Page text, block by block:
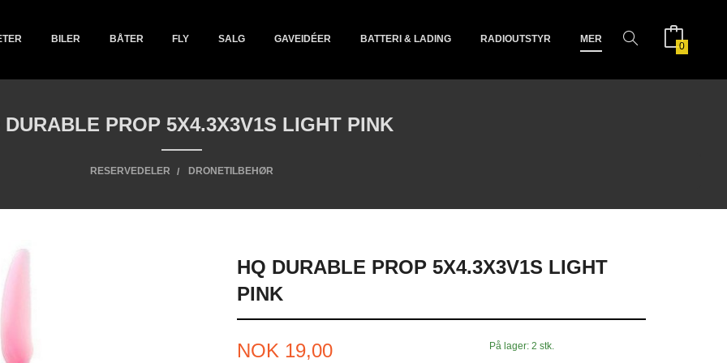
BILER BÅTER FLY SALG GAVEIDÉER BATTERI & LADING RADIOUTSTYR MER
0
DURABLE PROP 5X4.3X3V1S LIGHT PINK
RESERVEDELER DRONETILBEHØR
HQ DURABLE PROP 5X4.3X3V1S LIGHT
PINK
Tilbud
NOK 19,00 På lager: 2 stk.